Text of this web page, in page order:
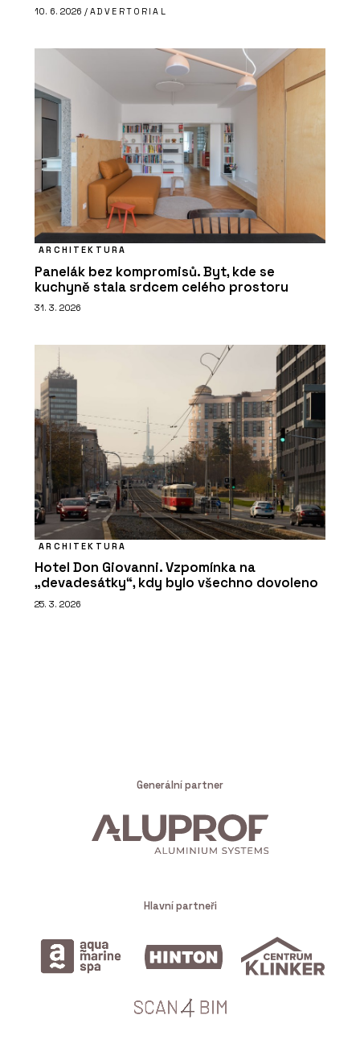
10. 6. 2026 / ADVERTORIAL
ARCHITEKTURA
Panelák bez kompromisů. Byt, kde se
kuchyně stala srdcem celého prostoru
31. 3. 2026
ARCHITEKTURA
Hotel Don Giovanni. Vzpomínka na
„devadesátky“, kdy bylo všechno dovoleno
25. 3. 2026
Generální partner
Hlavní partneři